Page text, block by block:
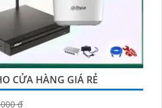
CỬA HÀNG GIÁ RẺ
₫